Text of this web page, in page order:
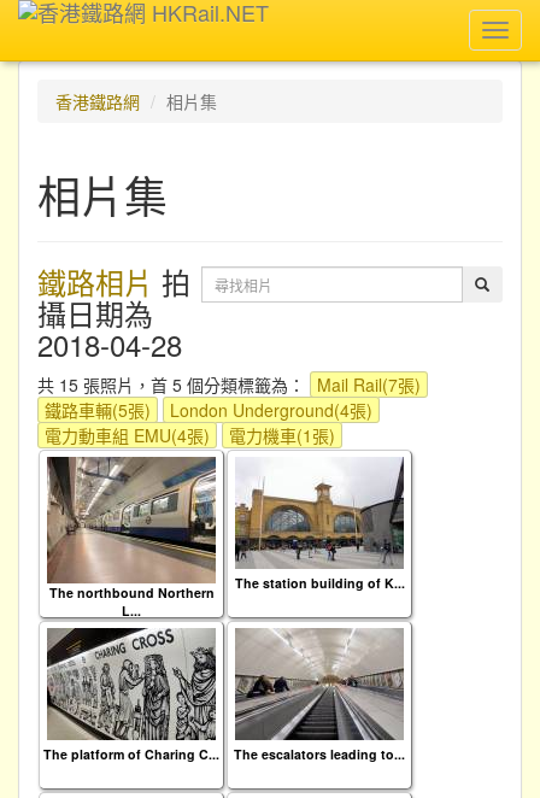
香港鐵路網
相片集
相片集
鐵路相片 拍
攝日期為
2018-04-28
共 15 張照片，首 5 個分類標籤為：
Mail Rail(7張)
鐵路車輛(5張)
London Underground(4張)
電力動車組 EMU(4張)
電力機車(1張)
The northbound Northern
L...
The station building of K...
The platform of Charing C... The escalators leading to...